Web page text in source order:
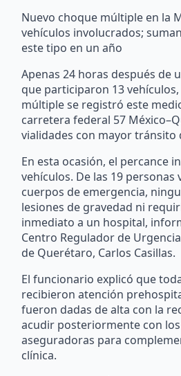
Nuevo choque múltiple en la
vehículos involucrados;
este tipo en un año
Apenas 24 horas después de
que participaron 13
múltiple se registró este
carretera federal 57
vialidades con mayor tránsito
En esta ocasión, el percance
vehículos. De las 19 personas
cuerpos de emergencia,
lesiones de gravedad ni
inmediato a un hospital,
Centro Regulador de
de Querétaro, Carlos Casillas.
El funcionario explicó que
recibieron atención
fueron dadas de alta con la
acudir posteriormente con
aseguradoras para
clínica.